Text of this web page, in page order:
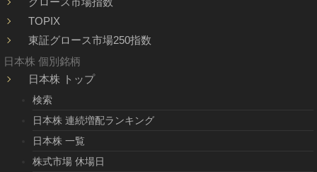
TOPIX
東証グロース市場250指数
日本株 個別銘柄
日本株 トップ
検索
日本株 連続増配ランキング
日本株 一覧
株式市場 休場日